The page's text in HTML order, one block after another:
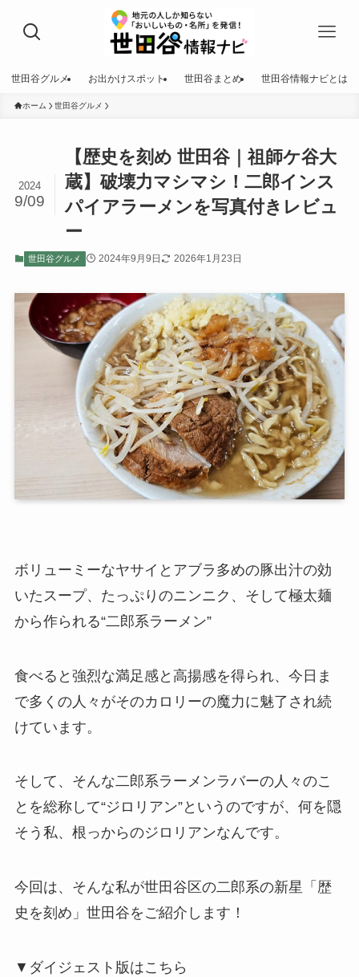
世田谷グルメ お出かけスポット 世田谷まとめ 世田谷情報ナビとは
ホーム 世田谷グルメ
【歴史を刻め 世田谷｜祖師ケ谷大
蔵】破壊力マシマシ！二郎インス
パイアラーメンを写真付きレビュ
ー
2024
9/09
世田谷グルメ 2024年9月9日 2026年1月23日
ボリューミーなヤサイとアブラ多めの豚出汁の効
いたスープ、たっぷりのニンニク、そして極太麺
から作られる“二郎系ラーメン”
食べると強烈な満足感と高揚感を得られ、今日ま
で多くの人々がそのカロリーの魔力に魅了され続
けています。
そして、そんな二郎系ラーメンラバーの人々のこ
とを総称して“ジロリアン”というのですが、何を隠
そう私、根っからのジロリアンなんです。
今回は、そんな私が世田谷区の二郎系の新星「歴
史を刻め」世田谷をご紹介します！
▼ダイジェスト版はこちら